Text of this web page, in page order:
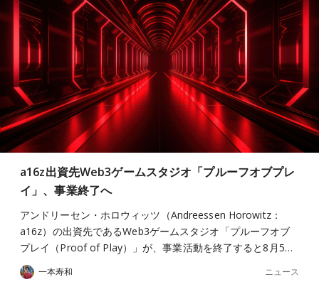
a16z出資先Web3ゲームスタジオ「プルーフオブプレ
イ」、事業終了へ
アンドリーセン・ホロウィッツ（Andreessen Horowitz：
a16z）の出資先であるWeb3ゲームスタジオ「プルーフオブ
プレイ（Proof of Play）」が、事業活動を終了すると8月5…
一本寿和 ニュース